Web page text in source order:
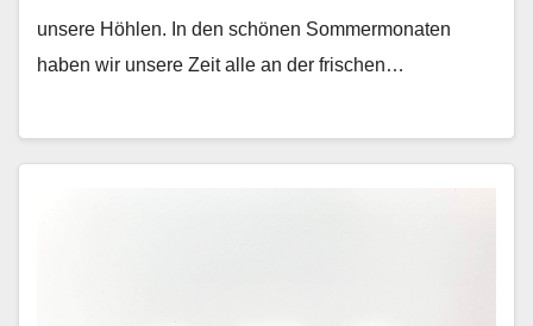
unsere Höhlen. In den schönen Sommermonaten
haben wir unsere Zeit alle an der frischen…